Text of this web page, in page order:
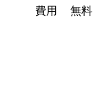
費用
無料